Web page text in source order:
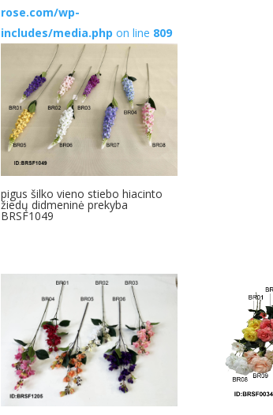
rose.com/wp-
includes/media.php on line 809
pigus šilko vieno stiebo hiacinto
žiedų didmeninė prekyba
BRSF1049